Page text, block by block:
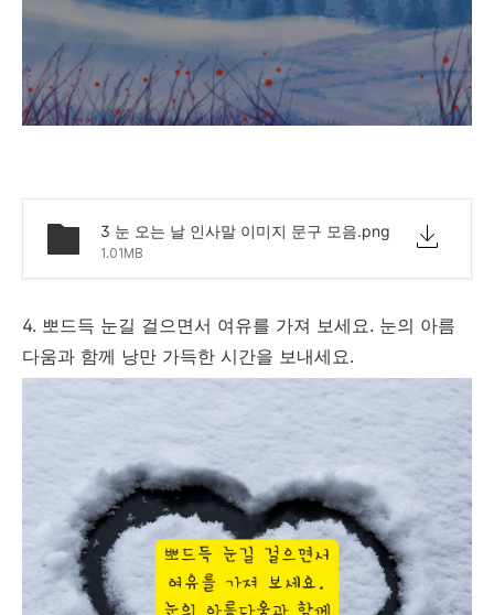
3 눈 오는 날 인사말 이미지 문구 모음.png
1.01MB
4. 뽀드득 눈길 걸으면서 여유를 가져 보세요. 눈의 아름
다움과 함께 낭만 가득한 시간을 보내세요.